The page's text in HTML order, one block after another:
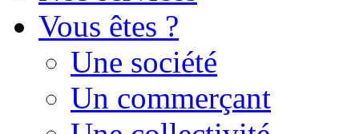
Vous êtes ?
Une société
Un commerçant